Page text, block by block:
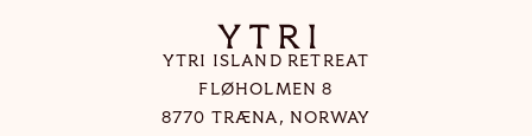
YTRI ISLAND RETREAT
FLØHOLMEN 8
8770 TRÆNA, NORWAY